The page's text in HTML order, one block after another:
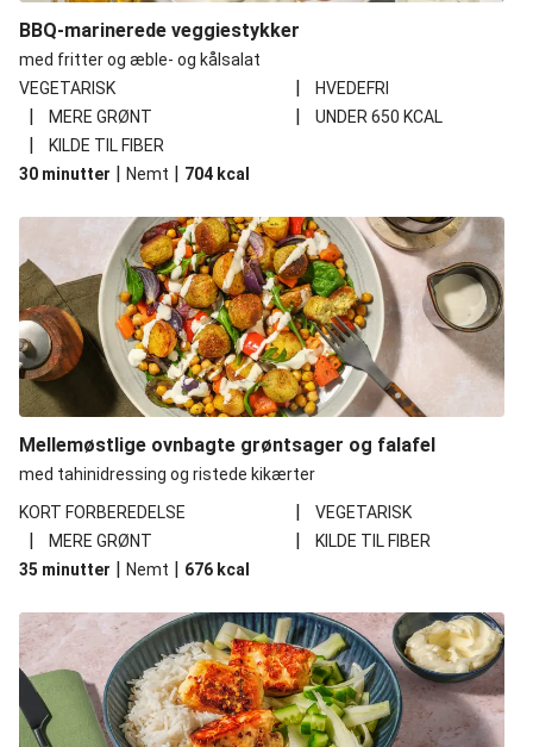
BBQ-marinerede veggiestykker
med fritter og æble- og kålsalat
VEGETARISK
| HVEDEFRI
| MERE GRØNT | UNDER 650 KCAL
|
KILDE TIL FIBER
30 minutter | Nemt | 704 kcal
Mellemøstlige ovnbagte grøntsager og falafel
med tahinidressing og ristede kikærter
KORT FORBEREDELSE
| VEGETARISK
| MERE GRØNT |
KILDE TIL FIBER
35 minutter | Nemt | 676 kcal